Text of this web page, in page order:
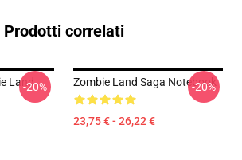
Prodotti correlati
Land-20% Zombie Land Saga Notebook
23,75 € - 26,22 €
-20%